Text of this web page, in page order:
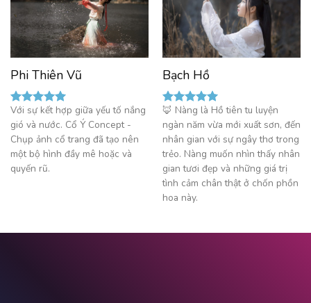
Phi Thiên Vũ
Được xếp
hạng 5.00
5 sao
Với sự kết hợp giữa yếu tố nắng
gió và nước. Cổ Ý Concept -
Chụp ảnh cổ trang đã tạo nên
một bộ hình đầy mê hoặc và
quyến rũ.
Bạch Hồ
Được xếp
hạng5.00
5 sao
🦊 Nàng là Hồ tiên tu luyện
ngàn năm vừa mới xuất sơn, đến
nhân gian với sự ngây thơ trong
trẻo. Nàng muốn nhìn thấy nhân
gian tươi đẹp và những giá trị
tình cảm chân thật ở chốn phồn
hoa này.